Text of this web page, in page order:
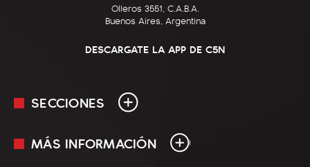
Olleros 3551, C.A.B.A.
Buenos Aires, Argentina
DESCARGATE LA APP DE C5N
SECCIONES
En Vivo
MÁS INFORMACIÓN